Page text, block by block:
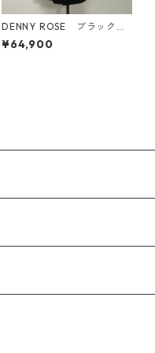
DENNY ROSE ブラック
ウエストファスナー付き
Wブレストトレンチスタイ
¥64,900